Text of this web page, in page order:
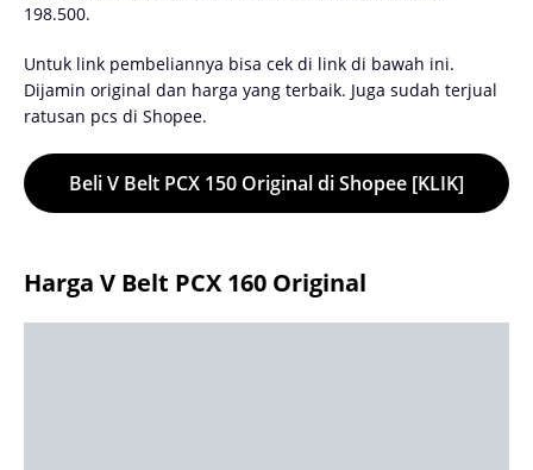
198.500.
Untuk link pembeliannya bisa cek di link di bawah ini.
Dijamin original dan harga yang terbaik. Juga sudah terjual
ratusan pcs di Shopee.
Beli V Belt PCX 150 Original di Shopee [KLIK]
Harga V Belt PCX 160 Original